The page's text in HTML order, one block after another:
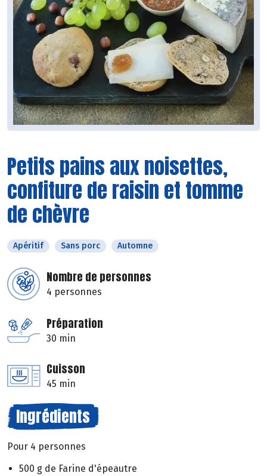
Petits pains aux noisettes,
confiture de raisin et tomme
de chèvre
Apéritif Sans porc Automne
Nombre de personnes
4 personnes
Préparation
30 min
Cuisson
45 min
Ingrédients
Pour 4 personnes
500 g de Farine d'épeautre